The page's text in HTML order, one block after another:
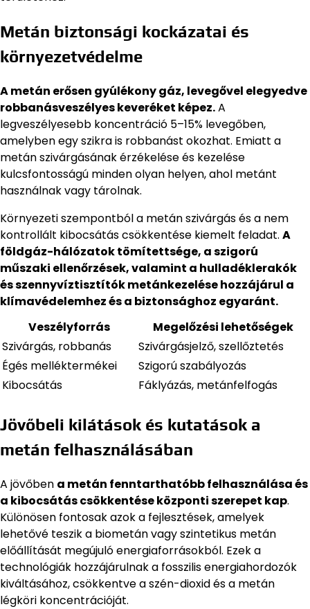
Metán biztonsági kockázatai és
környezetvédelme
A metán erősen gyúlékony gáz, levegővel elegyedve
robbanásveszélyes keveréket képez.A
legveszélyesebb koncentráció 5–15% levegőben,
amelyben egy szikra is robbanást okozhat. Emiatt a
metán szivárgásának érzékelése és kezelése
kulcsfontosságú minden olyan helyen, ahol metánt
használnak vagy tárolnak.
Környezeti szempontból a metán szivárgás és a nem
kontrollált kibocsátás csökkentése kiemelt feladat. A
földgáz-hálózatok tömítettsége, a szigorú
műszaki ellenőrzések, valamint a hulladéklerakók
és szennyvíztisztítók metánkezelése hozzájárul a
klímavédelemhez és a biztonsághoz egyaránt.
Veszélyforrás
Megelőzési lehetőségek
Szivárgás, robbanás
Szivárgásjelző, szellőztetés
Égés melléktermékei
Szigorú szabályozás
Kibocsátás
Fáklyázás, metánfelfogás
Jövőbeli kilátások és kutatások a
metán felhasználásában
A jövőben a metán fenntarthatóbb felhasználása és
a kibocsátás csökkentése központi szerepet kap.
Különösen fontosak azok a fejlesztések, amelyek
lehetővé teszik a biometán vagy szintetikus metán
előállítását megújuló energiaforrásokból. Ezek a
technológiák hozzájárulnak a fosszilis energiahordozók
kiváltásához, csökkentve a szén-dioxid és a metán
légköri koncentrációját.